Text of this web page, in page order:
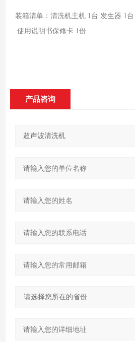
装箱清单：清洗机主机 1台 发生器 1
使用说明书保修卡 1份
产品咨询